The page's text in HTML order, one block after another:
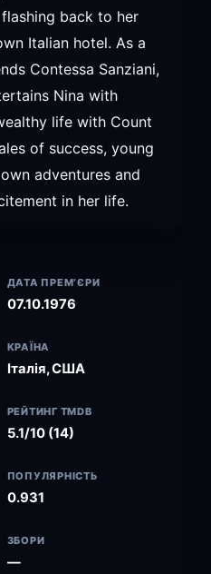
back to her
Italian hotel. As a
Contessa Sanziani,
Nina with
life with Count
of success, young
adventures and
in her life.
ДАТА ПРЕМ’ЄРИ
07.10.1976
КРАЇНА
Італія, США
РЕЙТИНГ TMDB
5.1/10 (14)
ПОПУЛЯРНІСТЬ
0.931
ЗБОРИ
—